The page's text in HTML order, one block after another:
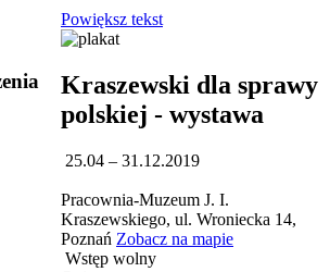
Powiększ tekst
Kraszewski dla sprawy
polskiej - wystawa
25.04 – 31.12.2019
Pracownia-Muzeum J. I.
Kraszewskiego, ul. Wroniecka 14,
Poznań Zobacz na mapie
Wstęp wolny